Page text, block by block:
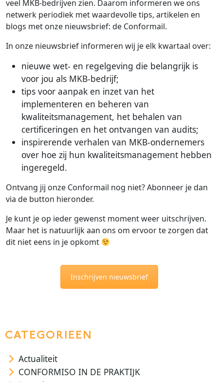
veel MKB-bedrijven zien. Daarom informeren we ons
netwerk periodiek met waardevolle tips, artikelen en
blogs met onze nieuwsbrief: de Conformail.
In onze nieuwsbrief informeren wij je elk kwartaal over:
nieuwe wet- en regelgeving die belangrijk is
voor jou als MKB-bedrijf;
tips voor aanpak en inzet van het
implementeren en beheren van
kwaliteitsmanagement, het behalen van
certificeringen en het ontvangen van audits;
inspirerende verhalen van MKB-ondernemers
over hoe zij hun kwaliteitsmanagement hebben
ingeregeld.
Ontvang jij onze Conformail nog niet? Abonneer je dan
via de button hieronder.
Je kunt je op ieder gewenst moment weer uitschrijven.
Maar het is natuurlijk aan ons om ervoor te zorgen dat
dit niet eens in je opkomt
Inschrijven nieuwsbrief
CATEGORIEEN
Actualiteit
CONFORMISO IN DE PRAKTIJK